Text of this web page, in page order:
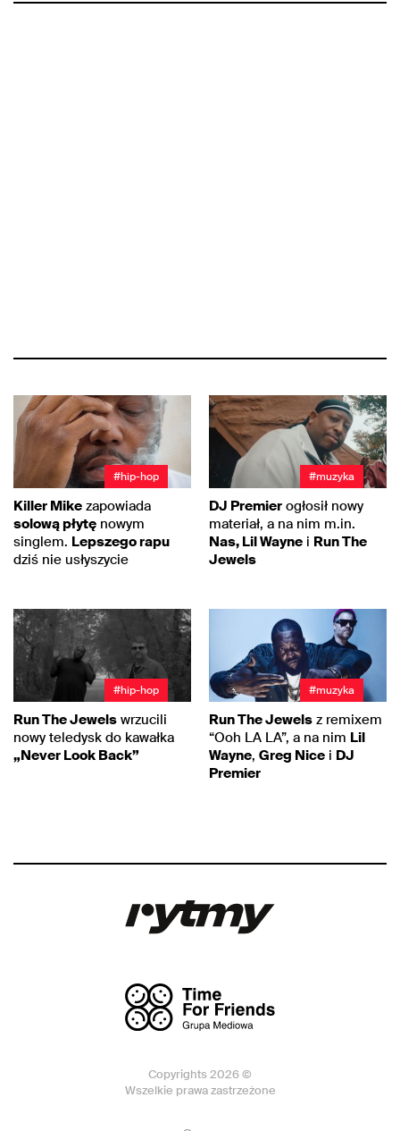
#hip-hop
Killer Mike zapowiada
solową płytę nowym
singlem. Lepszego rapu
dziś nie usłyszycie
#muzyka
DJ Premier ogłosił nowy
materiał, a na nim m.in.
Nas, Lil Wayne i Run The
Jewels
#hip-hop
Run The Jewels wrzucili
nowy teledysk do kawałka
„Never Look Back”
#muzyka
Run The Jewels z remixem
“Ooh LA LA”, a na nim Lil
Wayne, Greg Nice i DJ
Premier
Copyrights 2026 ©
Wszelkie prawa zastrzeżone